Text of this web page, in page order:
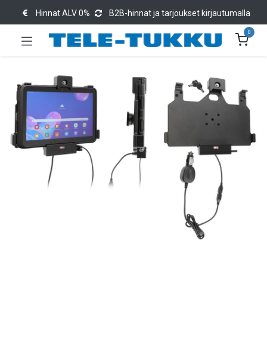
Hinnat ALV 0% B2B-hinnat ja tarjoukset kirjautumalla
0